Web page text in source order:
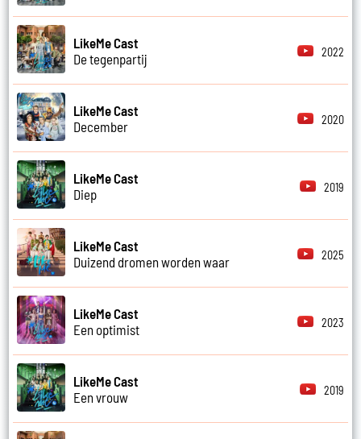
LikeMe Cast
De tegenpartij
2022
LikeMe Cast
December
2020
LikeMe Cast
Diep
2019
LikeMe Cast
Duizend dromen worden waar
2025
LikeMe Cast
Een optimist
2023
LikeMe Cast
Een vrouw
2019